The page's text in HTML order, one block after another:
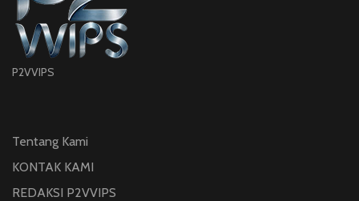
P2VVIPS
Tentang Kami
KONTAK KAMI
REDAKSI P2VVIPS